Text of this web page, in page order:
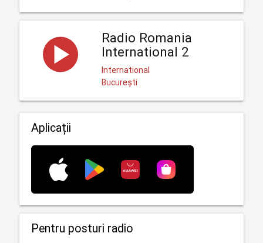
Radio Romania
International 2
International
București
Aplicații
Pentru posturi radio